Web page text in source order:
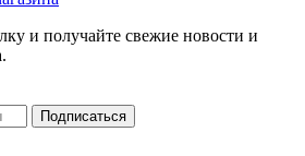
и получайте свежие новости и